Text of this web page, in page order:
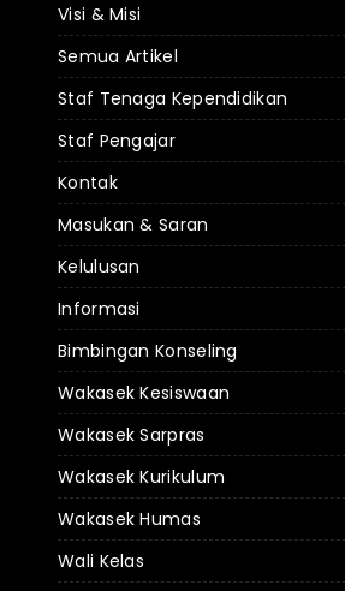
Visi & Misi
Semua Artikel
Staf Tenaga Kependidikan
Staf Pengajar
Kontak
Masukan & Saran
Kelulusan
Informasi
Bimbingan Konseling
Wakasek Kesiswaan
Wakasek Sarpras
Wakasek Kurikulum
Wakasek Humas
Wali Kelas